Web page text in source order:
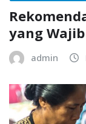
yang
admin